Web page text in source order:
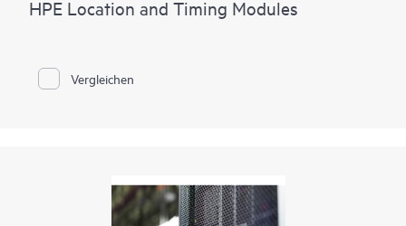
HPE Location and Timing Modules
Vergleichen